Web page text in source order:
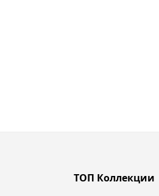
ТОП Коллекции